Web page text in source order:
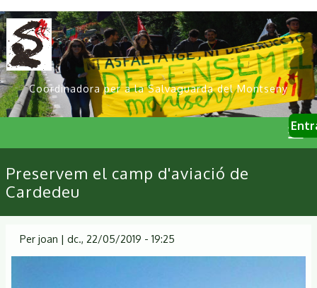
Vés
al
contingut
Coordinadora per a la Salvaguarda del Montseny
User
Primary
links
Preservem el camp d'aviació de
Cardedeu
Per joan | dc., 22/05/2019 - 19:25